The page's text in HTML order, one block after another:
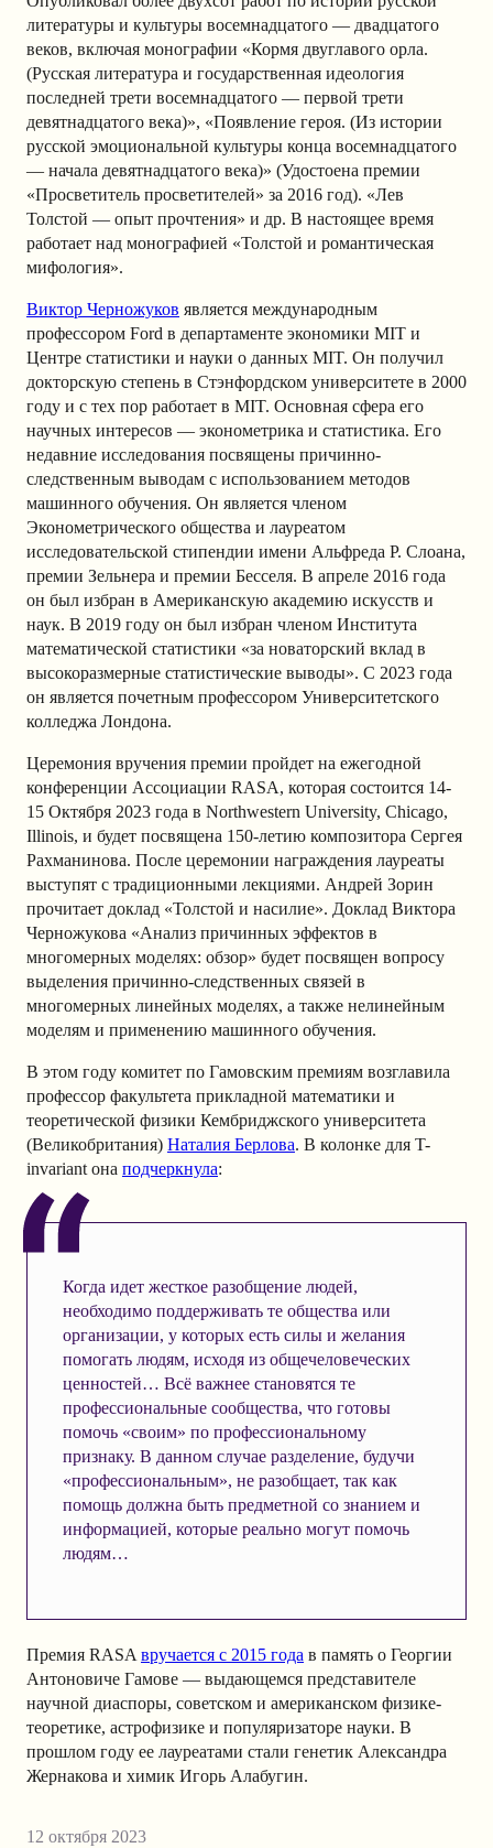
литературы и культуры восемнадцатого — двадцатого
веков, включая монографии «Кормя двуглавого орла.
(Русская литература и государственная идеология
последней трети восемнадцатого — первой трети
девятнадцатого века)», «Появление героя. (Из истории
русской эмоциональной культуры конца восемнадцатого
— начала девятнадцатого века)» (Удостоена премии
«Просветитель просветителей» за 2016 год). «Лев
Толстой — опыт прочтения» и др. В настоящее время
работает над монографией «Толстой и романтическая
мифология».
Виктор Черножуков является международным
профессором Ford в департаменте экономики MIT и
Центре статистики и науки о данных MIT. Он получил
докторскую степень в Стэнфордском университете в 2000
году и с тех пор работает в MIT. Основная сфера его
научных интересов — эконометрика и статистика. Его
недавние исследования посвящены причинно-
следственным выводам с использованием методов
машинного обучения. Он является членом
Эконометрического общества и лауреатом
исследовательской стипендии имени Альфреда P. Слоана,
премии Зельнера и премии Бесселя. В апреле 2016 года
он был избран в Американскую академию искусств и
наук. В 2019 году он был избран членом Института
математической статистики «за новаторский вклад в
высокоразмерные статистические выводы». С 2023 года
он является почетным профессором Университетского
колледжа Лондона.
Церемония вручения премии пройдет на ежегодной
конференции Ассоциации RASA, которая состоится 14-
15 Октября 2023 года в Northwestern University, Chicago,
Illinois, и будет посвящена 150-летию композитора Сергея
Рахманинова. После церемонии награждения лауреаты
выступят с традиционными лекциями. Андрей Зорин
прочитает доклад «Толстой и насилие». Доклад Виктора
Черножукова «Анализ причинных эффектов в
многомерных моделях: обзор» будет посвящен вопросу
выделения причинно-следственных связей в
многомерных линейных моделях, а также нелинейным
моделям и применению машинного обучения.
В этом году комитет по Гамовским премиям возглавила
профессор факультета прикладной математики и
теоретической физики Кембриджского университета
(Великобритания) Наталия Берлова. В колонке для T-
invariant она подчеркнула:
Когда идет жесткое разобщение людей,
необходимо поддерживать те общества или
организации, у которых есть силы и желания
помогать людям, исходя из общечеловеческих
ценностей… Всё важнее становятся те
профессиональные сообщества, что готовы
помочь «своим» по профессиональному
признаку. В данном случае разделение, будучи
«профессиональным», не разобщает, так как
помощь должна быть предметной со знанием и
информацией, которые реально могут помочь
людям…
Премия RASA вручается с 2015 года в память о Георгии
Антоновиче Гамове — выдающемся представителе
научной диаспоры, советском и американском физике-
теоретике, астрофизике и популяризаторе науки. В
прошлом году ее лауреатами стали генетик Александра
Жернакова и химик Игорь Алабугин.
12 октября 2023